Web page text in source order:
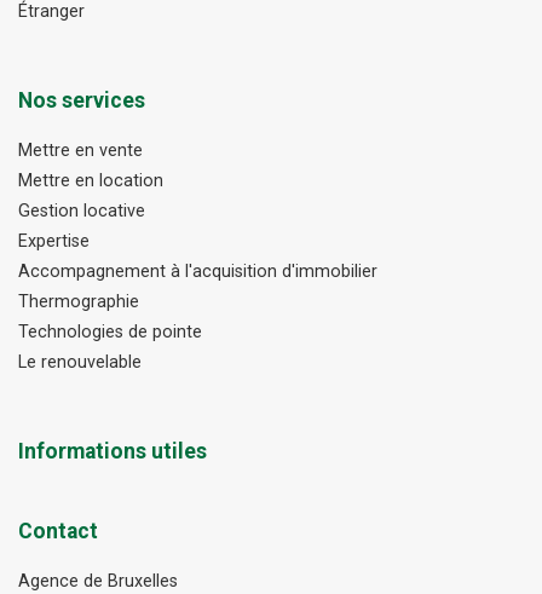
Étranger
Nos services
Mettre en vente
Mettre en location
Gestion locative
Expertise
Accompagnement à l'acquisition d'immobilier
Thermographie
Technologies de pointe
Le renouvelable
Informations utiles
Contact
Agence de Bruxelles